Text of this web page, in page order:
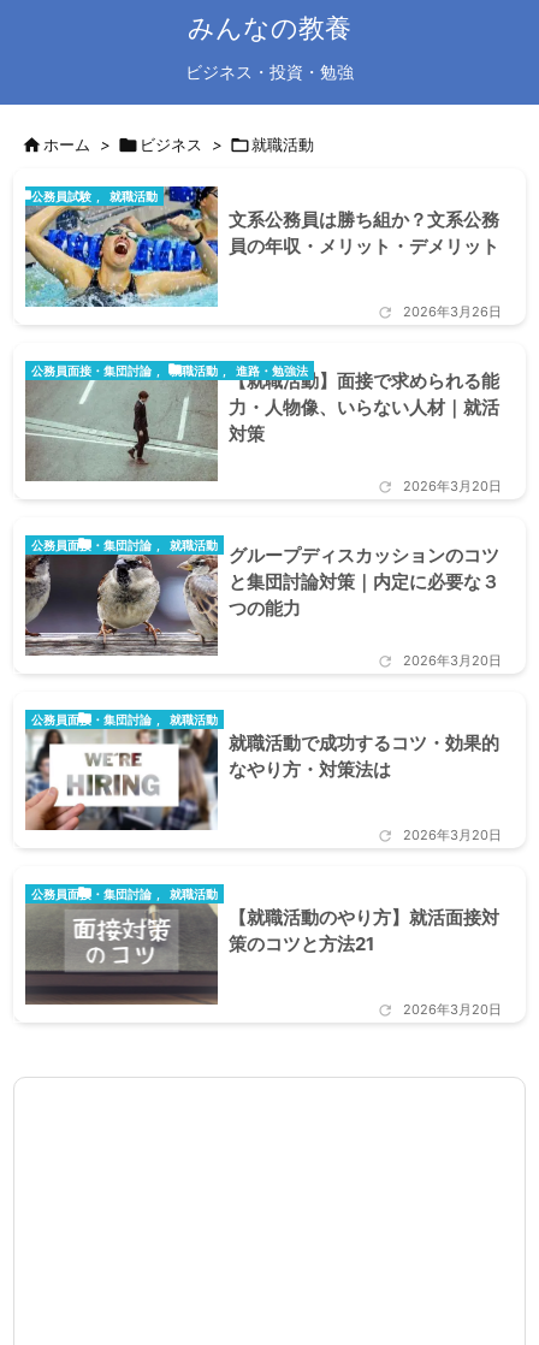
みんなの教養
ビジネス・投資・勉強
ホーム >  ビジネス > 就職活動
 2026年3月26日
公務員試験 就職活動
文系公務員は勝ち組か？文系公務
員の年収・メリット・デメリット
 2026年3月20日

公務員面接・集団討論 就職活動 進路・勉強法
【就職活動】面接で求められる能
力・人物像、いらない人材｜就活
対策
 2026年3月20日

公務員面接・集団討論 就職活動
グループディスカッションのコツ
と集団討論対策｜内定に必要な３
つの能力
 2026年3月20日

公務員面接・集団討論 就職活動
就職活動で成功するコツ・効果的
なやり方・対策法は
 2026年3月20日

公務員面接・集団討論 就職活動
【就職活動のやり方】就活面接対
策のコツと方法21